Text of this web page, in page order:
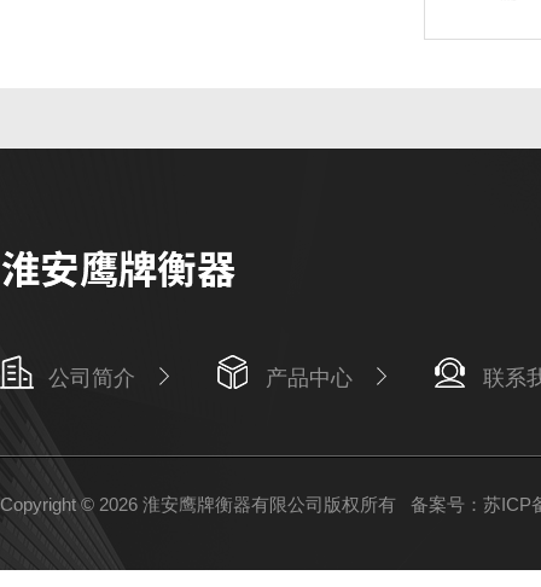
公司简介 产品中心 联系
Copyright © 2026 淮安鹰牌衡器有限公司版权所有 备案号：苏ICP